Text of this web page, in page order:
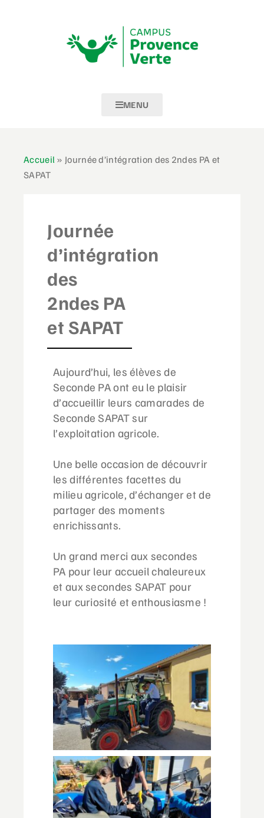
MENU
Accueil » Journée d’intégration des 2ndes PA et
SAPAT
Journée
d’intégration
des
2ndes PA
et SAPAT
Aujourd’hui, les élèves de
Seconde PA ont eu le plaisir
d’accueillir leurs camarades de
Seconde SAPAT sur
l’exploitation agricole.
Une belle occasion de découvrir
les différentes facettes du
milieu agricole, d’échanger et de
partager des moments
enrichissants.
Un grand merci aux secondes
PA pour leur accueil chaleureux
et aux secondes SAPAT pour
leur curiosité et enthousiasme !